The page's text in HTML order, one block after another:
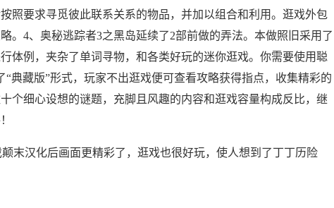
照要求寻觅彼此联系关系的物品，并加以组合和利用。逛戏外包
。4、奥秘逃踪者3之黑岛延续了2部前做的弄法。本做照旧采用了
体例，夹杂了单词寻物，和各类好玩的迷你逛戏。你需要使用聪
典藏版”形式，玩家不出逛戏便可查看攻略获得指点，收集精彩的
个细心设想的谜题，充脚且风趣的内容和逛戏容量构成反比，继
汉化后画面更精彩了，逛戏也很好玩，使人想到了丁丁历险